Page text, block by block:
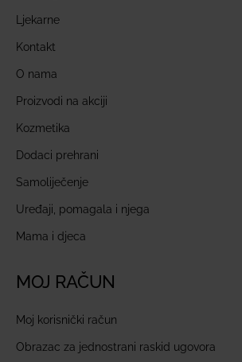
Ljekarne
Kontakt
O nama
Proizvodi na akciji
Kozmetika
Dodaci prehrani
Samoliječenje
Uređaji, pomagala i njega
Mama i djeca
MOJ RAČUN
Moj korisnički račun
Obrazac za jednostrani raskid ugovora